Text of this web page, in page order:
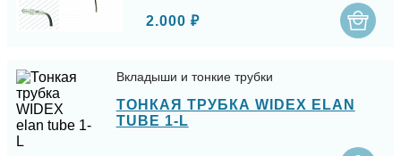
2.000 ₽
Вкладыши и тонкие трубки
ТОНКАЯ ТРУБКА WIDEX ELAN
TUBE 1-L